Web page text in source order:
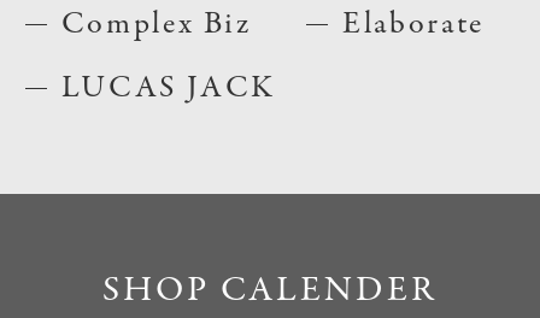
Complex Biz
LUCAS JACK
Elaborate
SHOP CALENDER